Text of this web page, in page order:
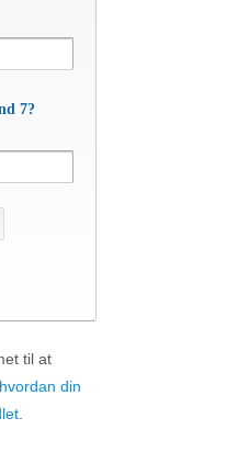
7?
til at
din
& Components
• DK-6400 Sønderborg •
74 48 50 45